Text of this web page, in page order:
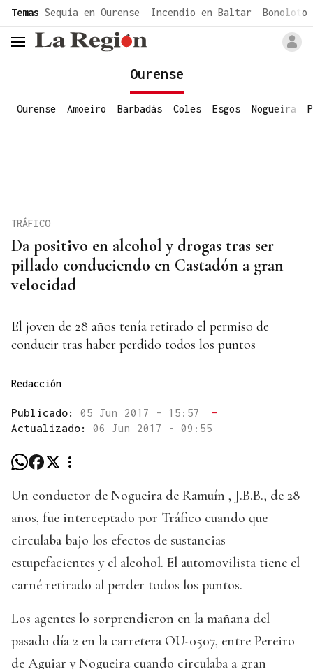
common.go-to-content
Temas Sequía en Ourense Incendio en Baltar Bonoloto
header.menu.open
Ourense
Ourense Amoeiro Barbadás Coles Esgos Nogueira
Da positivo en alcohol y drogas tras ser
pillado conduciendo en Castadón a gran
velocidad
TRÁFICO
El joven de 28 años tenía retirado el permiso de
conducir tras haber perdido todos los puntos
Redacción
Publicado: 05 Jun 2017 - 15:57
—
Actualizado: 06 Jun 2017 - 09:55
Un conductor de Nogueira de Ramuín , J.B.B., de 28
años, fue interceptado por Tráfico cuando que
circulaba bajo los efectos de sustancias
estupefacientes y el alcohol. El automovilista tiene el
carné retirado al perder todos los puntos.
Los agentes lo sorprendieron en la mañana del
pasado día 2 en la carretera OU-0507, entre Pereiro
de Aguiar y Nogueira cuando circulaba a gran